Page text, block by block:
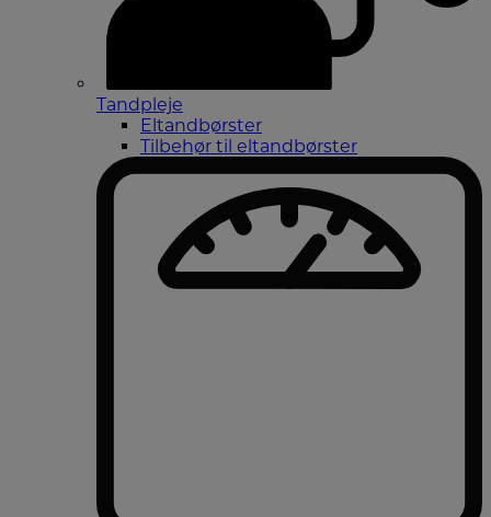
Tandpleje
Eltandbørster
Tilbehør til eltandbørster